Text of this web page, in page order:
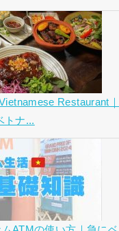
Restaurant
トナ...